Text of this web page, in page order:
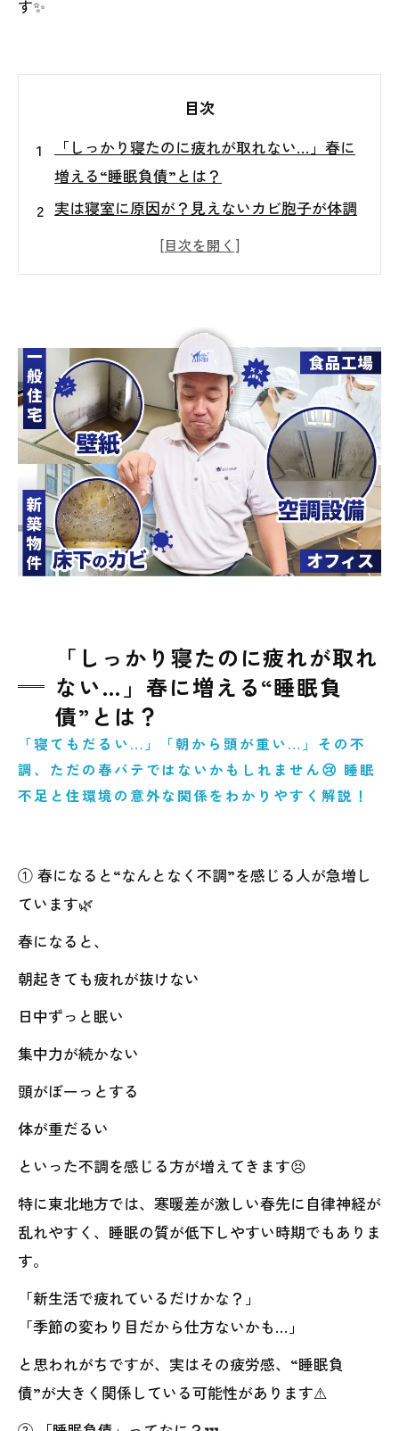
す✨
目次
「しっかり寝たのに疲れが取れない…」春に
増える“睡眠負債”とは？
実は寝室に原因が？見えないカビ胞子が体調
不良を引き起こすことも😷
なぜ東北の住宅はカビが発生しやすいの？🏠
壁の中にもカビが！？見えない場所で進行す
る住宅内部のカビ問題
体調不良の原因を知るために重要な「真菌
（カビ菌）検査」とは？
「もしかしてカビかも…？」と思ったら早め
の相談を😊 東北のカビトラブルはＭＩＳＴ工
法®カビバスターズ仙台へ
「しっかり寝たのに疲れが取れ
ない…」春に増える“睡眠負
債”とは？
「寝てもだるい…」「朝から頭が重い…」その不
調、ただの春バテではないかもしれません😢 睡眠
不足と住環境の意外な関係をわかりやすく解説！
① 春になると“なんとなく不調”を感じる人が急増し
ています🌿
春になると、
朝起きても疲れが抜けない
日中ずっと眠い
集中力が続かない
頭がぼーっとする
体が重だるい
といった不調を感じる方が増えてきます😣
特に東北地方では、寒暖差が激しい春先に自律神経が
乱れやすく、睡眠の質が低下しやすい時期でもありま
す。
「新生活で疲れているだけかな？」
「季節の変わり目だから仕方ないかも…」
と思われがちですが、実はその疲労感、“睡眠負
債”が大きく関係している可能性があります⚠️